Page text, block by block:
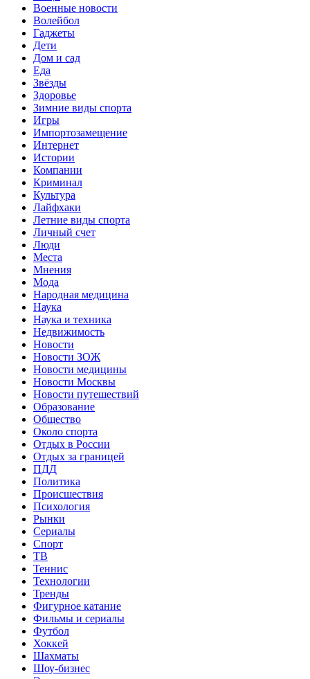
Военные новости
Волейбол
Гаджеты
Дети
Дом и сад
Еда
Звёзды
Здоровье
Зимние виды спорта
Игры
Импортозамещение
Интернет
Истории
Компании
Криминал
Культура
Лайфхаки
Летние виды спорта
Личный счет
Люди
Места
Мнения
Мода
Народная медицина
Наука
Наука и техника
Недвижимость
Новости
Новости ЗОЖ
Новости медицины
Новости Москвы
Новости путешествий
Образование
Общество
Около спорта
Отдых в России
Отдых за границей
ПДД
Политика
Происшествия
Психология
Рынки
Сериалы
Спорт
ТВ
Теннис
Технологии
Тренды
Фигурное катание
Фильмы и сериалы
Футбол
Хоккей
Шахматы
Шоу-бизнес